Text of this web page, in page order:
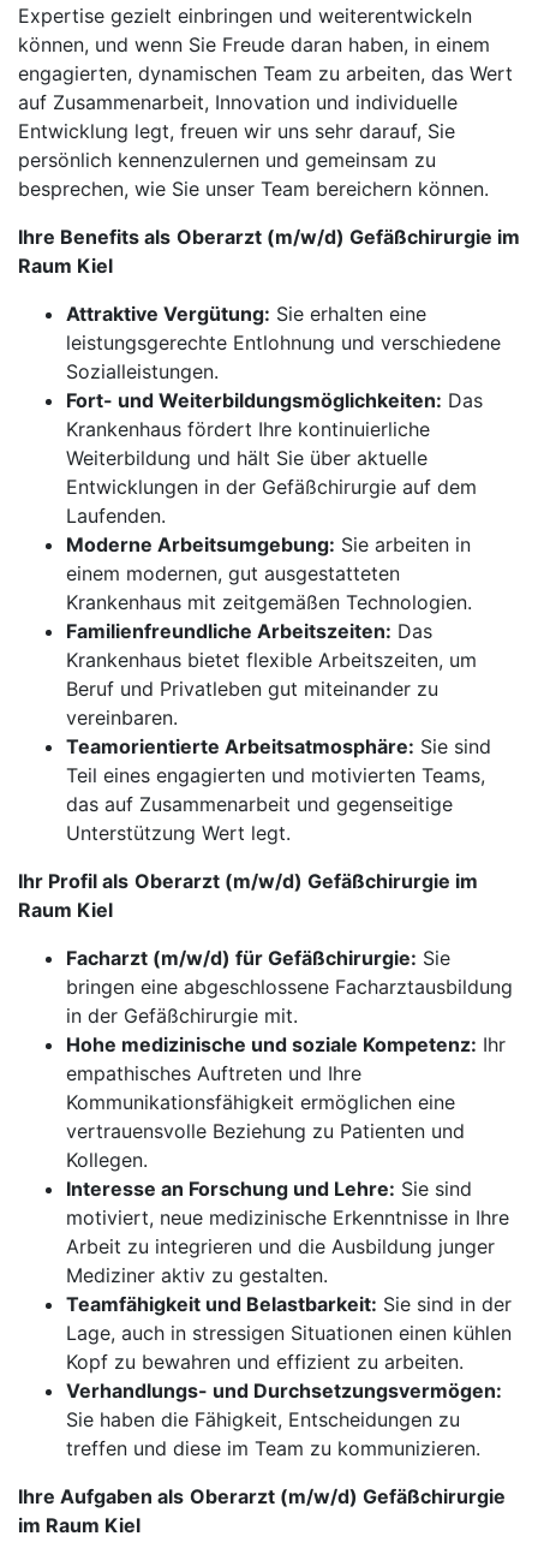
Expertise gezielt einbringen und weiterentwickeln
können, und wenn Sie Freude daran haben, in einem
engagierten, dynamischen Team zu arbeiten, das Wert
auf Zusammenarbeit, Innovation und individuelle
Entwicklung legt, freuen wir uns sehr darauf, Sie
persönlich kennenzulernen und gemeinsam zu
besprechen, wie Sie unser Team bereichern können.
Ihre Benefits als Oberarzt (m/w/d) Gefäßchirurgie im
Raum Kiel
Attraktive Vergütung: Sie erhalten eine
leistungsgerechte Entlohnung und verschiedene
Sozialleistungen.
Fort- und Weiterbildungsmöglichkeiten: Das
Krankenhaus fördert Ihre kontinuierliche
Weiterbildung und hält Sie über aktuelle
Entwicklungen in der Gefäßchirurgie auf dem
Laufenden.
Moderne Arbeitsumgebung: Sie arbeiten in
einem modernen, gut ausgestatteten
Krankenhaus mit zeitgemäßen Technologien.
Familienfreundliche Arbeitszeiten: Das
Krankenhaus bietet flexible Arbeitszeiten, um
Beruf und Privatleben gut miteinander zu
vereinbaren.
Teamorientierte Arbeitsatmosphäre: Sie sind
Teil eines engagierten und motivierten Teams,
das auf Zusammenarbeit und gegenseitige
Unterstützung Wert legt.
Ihr Profil als Oberarzt (m/w/d) Gefäßchirurgie im
Raum Kiel
Facharzt (m/w/d) für Gefäßchirurgie: Sie
bringen eine abgeschlossene Facharztausbildung
in der Gefäßchirurgie mit.
Hohe medizinische und soziale Kompetenz: Ihr
empathisches Auftreten und Ihre
Kommunikationsfähigkeit ermöglichen eine
vertrauensvolle Beziehung zu Patienten und
Kollegen.
Interesse an Forschung und Lehre: Sie sind
motiviert, neue medizinische Erkenntnisse in Ihre
Arbeit zu integrieren und die Ausbildung junger
Mediziner aktiv zu gestalten.
Teamfähigkeit und Belastbarkeit: Sie sind in der
Lage, auch in stressigen Situationen einen kühlen
Kopf zu bewahren und effizient zu arbeiten.
Verhandlungs- und Durchsetzungsvermögen:
Sie haben die Fähigkeit, Entscheidungen zu
treffen und diese im Team zu kommunizieren.
Ihre Aufgaben als Oberarzt (m/w/d) Gefäßchirurgie
im Raum Kiel